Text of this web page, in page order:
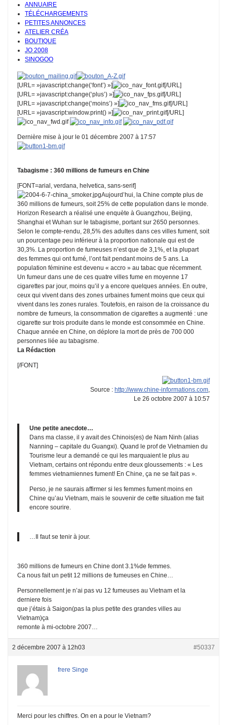
ANNUAIRE
TÉLÉCHARGEMENTS
PETITES ANNONCES
ATELIER CRÉA
BOUTIQUE
JO 2008
SINOGOO
[URL= »javascript:change(‘font’) »]
[/URL]
[URL= »javascript:change(‘plus’) »]
[/URL]
[URL= »javascript:change(‘moins’) »]
[/URL]
[URL= »javascript:window.print() »]
[/URL]
Dernière mise à jour le 01 décembre 2007 à 17:57
Tabagisme : 360 millions de fumeurs en Chine
[FONT=arial, verdana, helvetica, sans-serif]
Aujourd’hui, la Chine compte plus de
360 millions de fumeurs, soit 25% de cette population dans le monde.
Horizon Research a réalisé une enquète à Guangzhou, Beijing,
Shanghai et Wuhan sur le tabagisme, portant sur 2650 personnes.
Selon le compte-rendu, 28,5% des adultes dans ces villes fument, soit
un pourcentage peu inférieur à la proportion nationale qui est de
30,3%. La proportion de fumeuses n’est que de 3,1%, et la plupart
des femmes qui ont fumé, l’ont fait pendant moins de 5 ans. La
population féminine est devenu « accro » au tabac que récemment.
Un fumeur dans une de ces quatre villes fume en moyenne 17
cigarettes par jour, moins qu’il y a encore quelques années. En outre,
ceux qui vivent dans des zones urbaines fument moins que ceux qui
vivent dans les zones rurales. Toutefois, en raison de la croissance du
nombre de fumeurs, la consommation de cigarettes a augmenté : une
cigarette sur trois produite dans le monde est consommée en Chine.
Chaque année en Chine, on déplore la mort de près de 700 000
personnes liée au tabagisme.
La Rédaction
[/FONT]
Source : http://www.chine-informations.com
Le 26 octobre 2007 à 10:57
Une petite anecdote…
Dans ma classe, il y avait des Chinois(es) de Nam Ninh (alias
Nanning – capitale du Guangxi). Quand le prof de Vietnamien du
Tourisme leur a demandé ce qui les marquaient le plus au
Vietnam, certains ont répondu entre deux gloussements : « Les
femmes vietnamiennes fument! En Chine, ça ne se fait pas ».
Perso, je ne saurais affirmer si les femmes fument moins en
Chine qu’au Vietnam, mais le souvenir de cette situation me fait
encore sourire.
…Il faut se tenir à jour.
360 millions de fumeurs en Chine dont 3.1%de femmes.
Ca nous fait un petit 12 millions de fumeuses en Chine…
Personnellement je n’ai pas vu 12 fumeuses au Vietnam et la
derniere fois
que j’étais à Saigon(pas la plus petite des grandes villes au
Vietnam)ça
remonte à mi-octobre 2007…
2 décembre 2007 à 12h03 #50337
frere Singe
Merci pour les chiffres. On en a pour le Vietnam?